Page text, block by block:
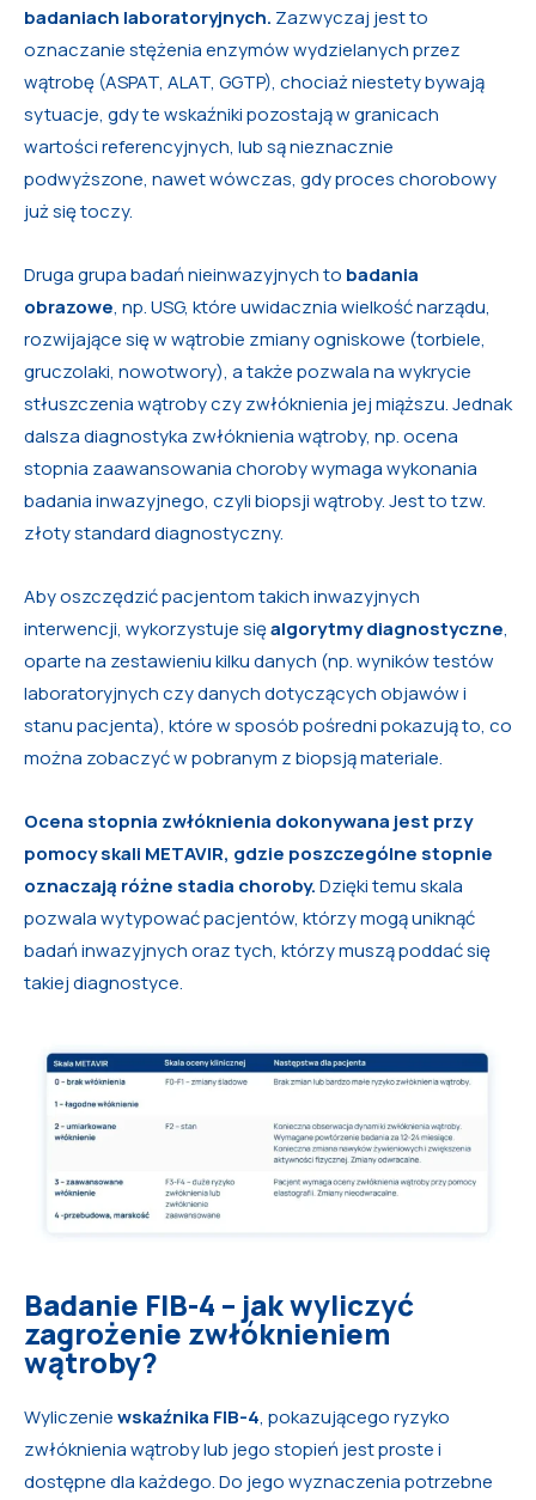
badaniach laboratoryjnych. Zazwyczaj jest to
oznaczanie stężenia enzymów wydzielanych przez
wątrobę (ASPAT, ALAT, GGTP), chociaż niestety bywają
sytuacje, gdy te wskaźniki pozostają w granicach
wartości referencyjnych, lub są nieznacznie
podwyższone, nawet wówczas, gdy proces chorobowy
już się toczy.
Druga grupa badań nieinwazyjnych to badania
obrazowe, np. USG, które uwidacznia wielkość narządu,
rozwijające się w wątrobie zmiany ogniskowe (torbiele,
gruczolaki, nowotwory), a także pozwala na wykrycie
stłuszczenia wątroby czy zwłóknienia jej miąższu. Jednak
dalsza diagnostyka zwłóknienia wątroby, np. ocena
stopnia zaawansowania choroby wymaga wykonania
badania inwazyjnego, czyli biopsji wątroby. Jest to tzw.
złoty standard diagnostyczny.
Aby oszczędzić pacjentom takich inwazyjnych
interwencji, wykorzystuje sięalgorytmy diagnostyczne,
oparte na zestawieniu kilku danych (np. wyników testów
laboratoryjnych czy danych dotyczących objawów i
stanu pacjenta), które w sposób pośredni pokazują to, co
można zobaczyć w pobranym z biopsją materiale.
Ocena stopnia zwłóknienia dokonywana jest przy
pomocy skali METAVIR, gdzie poszczególne stopnie
oznaczają różne stadia choroby.Dzięki temu skala
pozwala wytypować pacjentów, którzy mogą uniknąć
badań inwazyjnych oraz tych, którzy muszą poddać się
takiej diagnostyce.
Badanie FIB-4 – jak wyliczyć
zagrożenie zwłóknieniem
wątroby?
Wyliczeniewskaźnika FIB-4, pokazującego ryzyko
zwłóknienia wątroby lub jego stopień jest proste i
dostępne dla każdego. Do jego wyznaczenia potrzebne